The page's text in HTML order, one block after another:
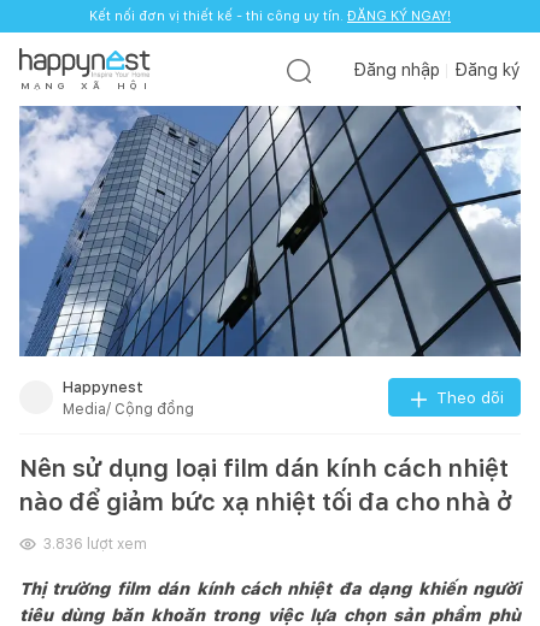
Kết nối đơn vị thiết kế - thi công uy tín. ĐĂNG KÝ NGAY!
Kết nối đơn vị thiết kế - thi công uy tín. ĐĂNG KÝ NGAY!
M Ạ N G X Ã H Ộ I
Đăng nhập Đăng ký
Happynest
Media/ Cộng đồng
Theo dõi
Nên sử dụng loại film dán kính cách nhiệt
nào để giảm bức xạ nhiệt tối đa cho nhà ở
3.836 lượt xem
Thị trường film dán kính cách nhiệt đa dạng khiến người
tiêu dùng băn khoăn trong việc lựa chọn sản phẩm phù